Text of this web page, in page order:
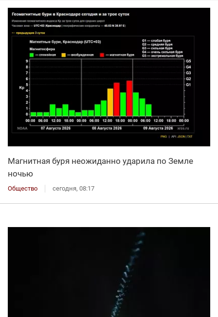
Магнитная буря неожиданно ударила по Земле
ночью
Общество сегодня, 08:17